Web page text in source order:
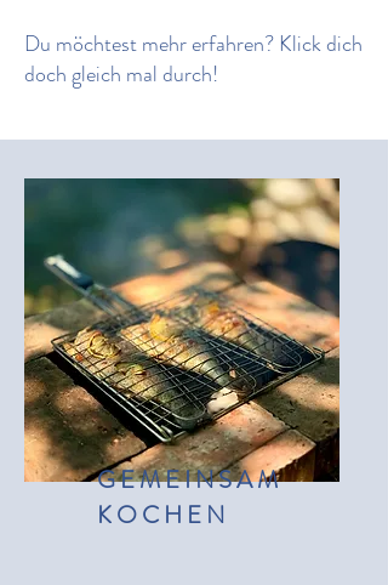
Du möchtest mehr erfahren? Klick dich
doch gleich mal durch!
GEMEINSAM
KOCHEN